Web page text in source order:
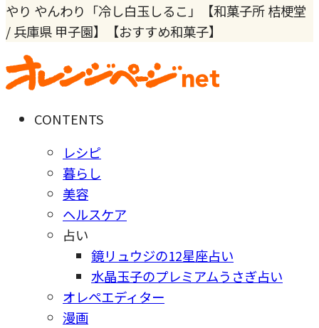
やり やんわり「冷し白玉しるこ」【和菓子所 桔梗堂
/ 兵庫県 甲子園】【おすすめ和菓子】
CONTENTS
レシピ
暮らし
美容
ヘルスケア
占い
鏡リュウジの12星座占い
水晶玉子のプレミアムうさぎ占い
オレペエディター
漫画